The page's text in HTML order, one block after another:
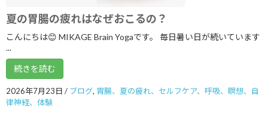
2023年11月
2023年8月
2023年7月
2023年5月
夏の胃腸の疲れはなぜおこるの？
こんにちは😊 MIKAGE Brain Yogaです。 毎日暑い日が続いています
...
続きを読む
2026年7月23日 / ブログ, 胃腸、夏の疲れ、セルフケア、呼吸、瞑想、自
律神経、体験